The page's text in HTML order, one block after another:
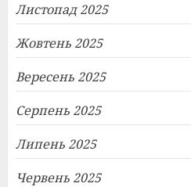
Листопад 2025
Жовтень 2025
Вересень 2025
Серпень 2025
Липень 2025
Червень 2025